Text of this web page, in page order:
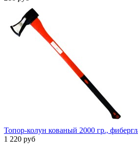
Топор-колун кованый 2000 гр.,
1 220 руб